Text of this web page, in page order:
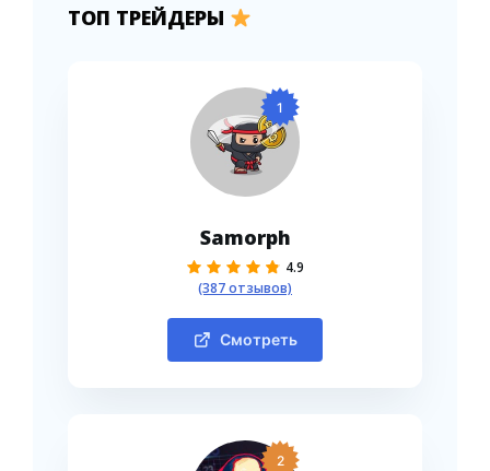
ТОП ТРЕЙДЕРЫ
1
Samorph
4.9
(387 отзывов)
Смотреть
2